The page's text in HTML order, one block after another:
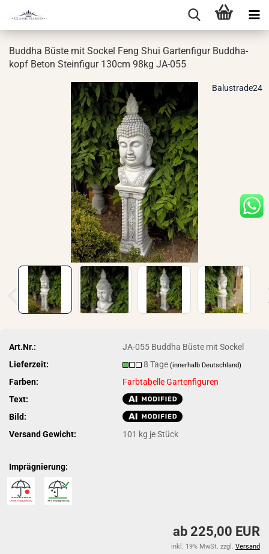
Bud­dha Büste mit So­ckel Feng Shui Gar­ten­fi­gur Bud­dha­
kopf Beton Stein­fi­gur 130cm 98kg JA-​055
Balustrade24
Art.Nr.:
JA-055 Buddha Büste mit Sockel
Lieferzeit:
8 Tage(innerhalb Deutschland)
Farben:
Farbtabelle Gartenfiguren
Text:
Bild:
Versand Gewicht:
101 kg je Stück
Imprägnierung:
ab 225,00 EUR
inkl. 19% MwSt. zzgl. Versand